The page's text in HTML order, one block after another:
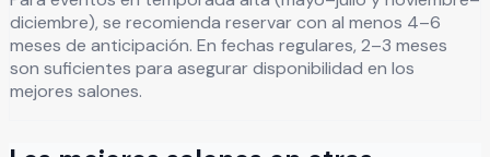
diciembre), se recomienda reservar con al menos 4–6
meses de anticipación. En fechas regulares, 2–3 meses
son suficientes para asegurar disponibilidad en los
mejores salones.